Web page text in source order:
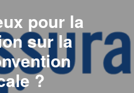
pour la
sur la
?